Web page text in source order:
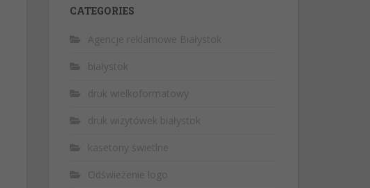
CATEGORIES
Agencje reklamowe Białystok
białystok
druk wielkoformatowy
druk wizytówek białystok
kasetony świetlne
Odświeżenie logo